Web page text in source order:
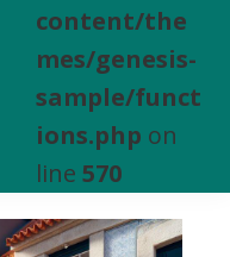
content/the
mes/genesis-
sample/funct
ions.php on
line570